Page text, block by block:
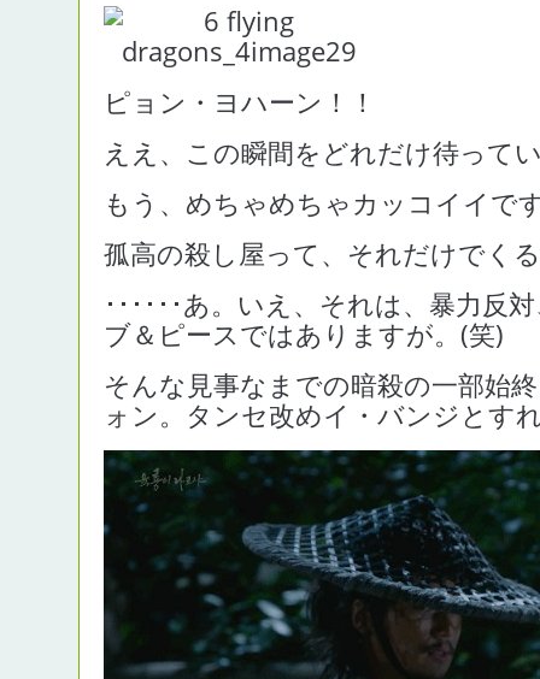
ピョン・ヨハーン！！
ええ、この瞬間をどれだけ待って
もう、めちゃめちゃカッコイイで
孤高の殺し屋って、それだけでく
･･････あ。いえ、それは、暴力反
ブ＆ピースではありますが。(笑)
そんな見事なまでの暗殺の一部始
ォン。タンセ改めイ・バンジとす